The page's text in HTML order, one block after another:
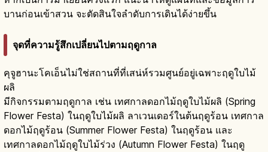
บานก่อนเข้าสวน จะตัดสินใจลำดับการเดินได้ง่ายขึ้น
จุดที่ความรู้สึกเปลี่ยนไปตามฤดูกาล
คุจูฮานะโคเอ็นไม่ใช่สถานที่ที่เสน่ห์รวมศูนย์อยู่เฉพาะฤดูใบไม้
ผลิ
มีกิจกรรมตามฤดูกาล เช่น เทศกาลดอกไม้ฤดูใบไม้ผลิ (Spring
Flower Festa) ในฤดูใบไม้ผลิ ลาเวนเดอร์ในต้นฤดูร้อน เทศกาล
ดอกไม้ฤดูร้อน (Summer Flower Festa) ในฤดูร้อน และ
เทศกาลดอกไม้ฤดูใบไม้ร่วง (Autumn Flower Festa) ในฤดู